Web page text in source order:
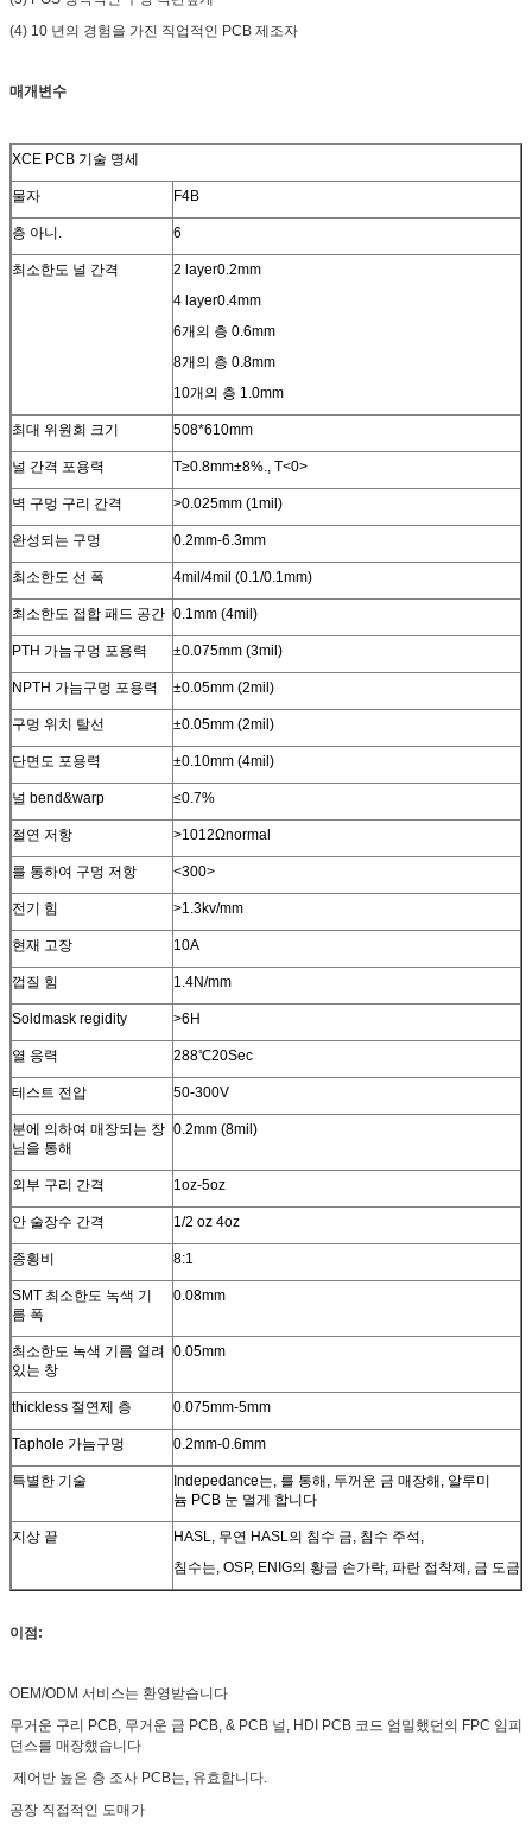
(4) 10 년의 경험을 가진 직업적인 PCB 제조자
매개변수
XCE PCB 기술 명세
물자 F4B
층 아니. 6
최소한도 널 간격
2 layer0.2mm
4 layer0.4mm
6개의 층 0.6mm
8개의 층 0.8mm
10개의 층 1.0mm
최대 위원회 크기 508*610mm
널 간격 포용력 T≥0.8mm±8%., T<0>
벽 구멍 구리 간격 >0.025mm (1mil)
완성되는 구멍 0.2mm-6.3mm
최소한도 선 폭 4mil/4mil (0.1/0.1mm)
최소한도 접합 패드 공간 0.1mm (4mil)
PTH 가늠구멍 포용력 ±0.075mm (3mil)
NPTH 가늠구멍 포용력 ±0.05mm (2mil)
구멍 위치 탈선 ±0.05mm (2mil)
단면도 포용력 ±0.10mm (4mil)
널 bend&warp ≤0.7%
절연 저항 >1012Ωnormal
를 통하여 구멍 저항 <300>
전기 힘 >1.3kv/mm
현재 고장 10A
껍질 힘 1.4N/mm
Soldmask regidity >6H
열 응력 288℃20Sec
테스트 전압 50-300V
분에 의하여 매장되는 장
님을 통해
0.2mm (8mil)
외부 구리 간격 1oz-5oz
안 술장수 간격 1/2 oz 4oz
종횡비 8:1
SMT 최소한도 녹색 기
름 폭
0.08mm
최소한도 녹색 기름 열려
있는 창
0.05mm
thickless 절연제 층 0.075mm-5mm
Taphole 가늠구멍 0.2mm-0.6mm
특별한 기술
Indepedance는, 를 통해, 두꺼운 금 매장해, 알루미
늄 PCB 눈 멀게 합니다
지상 끝
HASL, 무연 HASL의 침수 금, 침수 주석,
침수는, OSP, ENIG의 황금 손가락, 파란 접착제, 금 도금
이점:
OEM/ODM 서비스는 환영받습니다
무거운 구리 PCB, 무거운 금 PCB, & PCB 널, HDI PCB 코드 엄밀했던의 FPC 임피
던스를 매장했습니다
제어반 높은 층 조사 PCB는, 유효합니다.
공장 직접적인 도매가